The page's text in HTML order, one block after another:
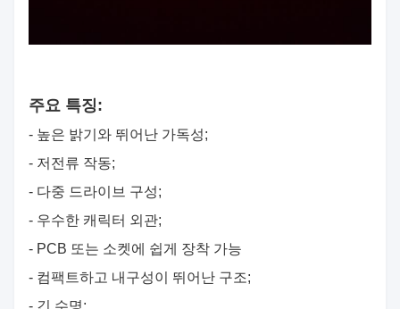
주요 특징:
- 높은 밝기와 뛰어난 가독성;
- 저전류 작동;
- 다중 드라이브 구성;
- 우수한 캐릭터 외관;
- PCB 또는 소켓에 쉽게 장착 가능
- 컴팩트하고 내구성이 뛰어난 구조;